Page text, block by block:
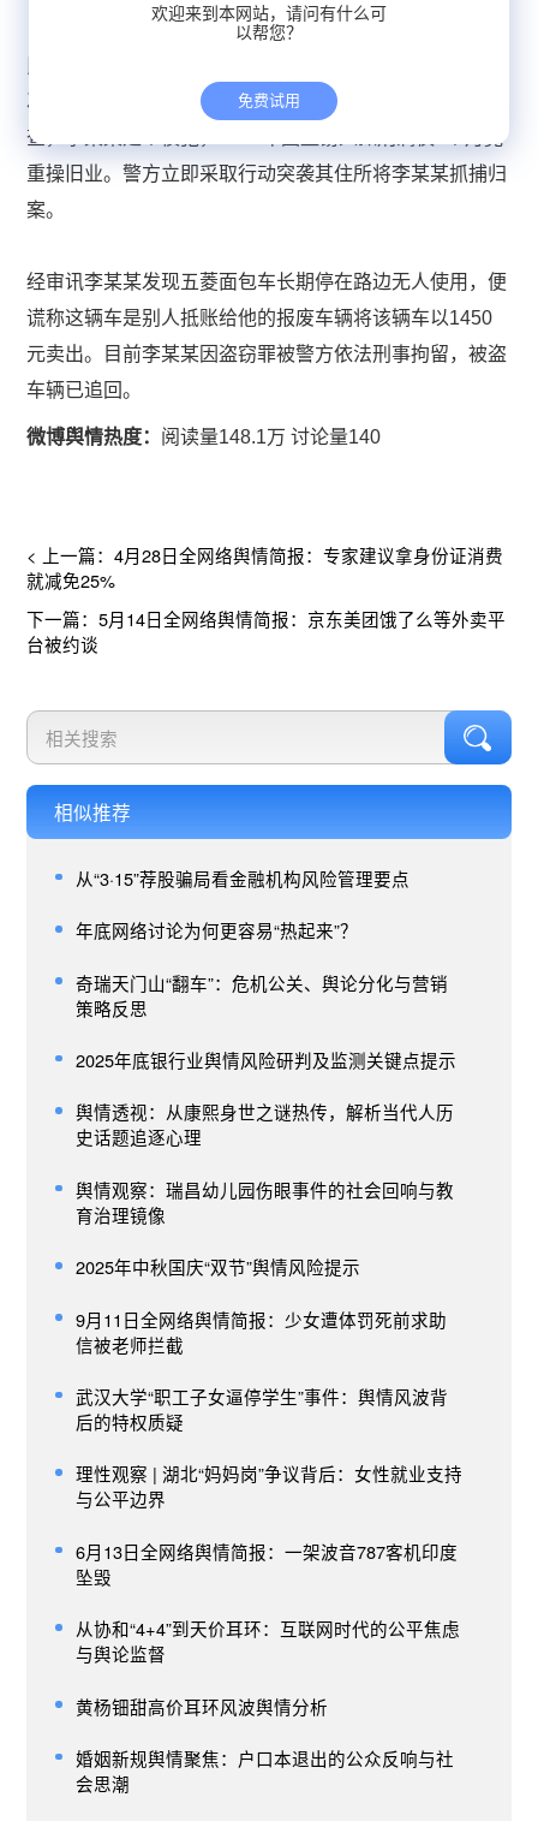
况展开了细致侦查，最终锁定犯罪嫌疑人为李某某。经调
查，李某某是个惯犯，2024年因盗窃入狱刑满仅4个月竟
重操旧业。警方立即采取行动突袭其住所将李某某抓捕归
案。
经审讯李某某发现五菱面包车长期停在路边无人使用，便
谎称这辆车是别人抵账给他的报废车辆将该辆车以1450
元卖出。目前李某某因盗窃罪被警方依法刑事拘留，被盗
车辆已追回。
微博舆情热度： 阅读量148.1万 讨论量140
< 上一篇：4月28日全网络舆情简报：专家建议拿身份证消费
就减免25%
下一篇：5月14日全网络舆情简报：京东美团饿了么等外卖平
台被约谈
相似推荐
从“3·15”荐股骗局看金融机构风险管理要点
年底网络讨论为何更容易“热起来”？
奇瑞天门山“翻车”：危机公关、舆论分化与营销
策略反思
2025年底银行业舆情风险研判及监测关键点提示
舆情透视：从康熙身世之谜热传，解析当代人历
史话题追逐心理
舆情观察：瑞昌幼儿园伤眼事件的社会回响与教
育治理镜像
2025年中秋国庆“双节”舆情风险提示
9月11日全网络舆情简报：少女遭体罚死前求助
信被老师拦截
武汉大学“职工子女逼停学生”事件：舆情风波背
后的特权质疑
理性观察 | 湖北“妈妈岗”争议背后：女性就业支持
与公平边界
6月13日全网络舆情简报：一架波音787客机印度
坠毁
从协和“4+4”到天价耳环：互联网时代的公平焦虑
与舆论监督
黄杨钿甜高价耳环风波舆情分析
婚姻新规舆情聚焦：户口本退出的公众反响与社
会思潮
欢迎来到本网站，请问有什么可
以帮您？
免费试用